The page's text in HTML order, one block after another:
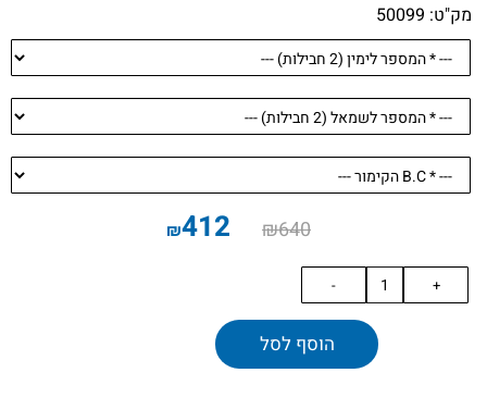
מק"ט: 50099
₪640
₪412
הוסף לסל